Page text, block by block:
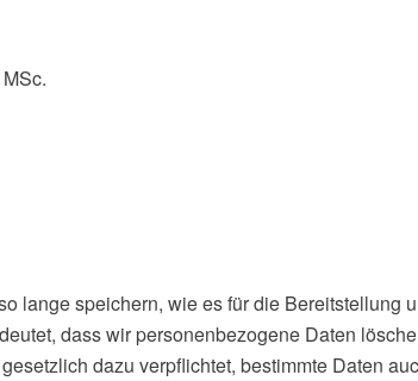
lange speichern, wie es für die
dass wir personenbezogene Daten
dazu verpflichtet, bestimmte Daten